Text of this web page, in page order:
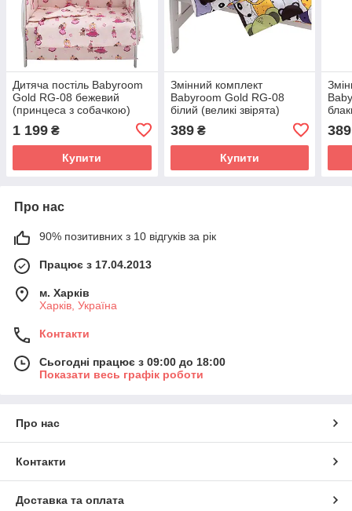
Дитяча постіль Babyroom
Gold RG-08 бежевий
(принцеса з собачкою)
1 199 ₴
Купити
Змінний комплект
Babyroom Gold RG-08
білий (великі звірята)
389₴
Купити
389
Про нас
90% позитивних з 10 відгуків за рік
Працює з 17.04.2013
м. Харків
Харків, Україна
Контакти
Сьогодні працює з 09:00 до 18:00
Показати весь графік роботи
Про нас
Контакти
Доставка та оплата